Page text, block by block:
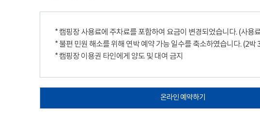
* 캠핑장 사용료에 주차료를 포함하여 요금이 변경되었습니다. (사용
* 불편 민원 해소를 위해 연박 예약 가능 일수를 축소하였습니다. (2박
* 캠핑장 이용권 타인에게 양도 및 대여 금지
온라인 예약하기